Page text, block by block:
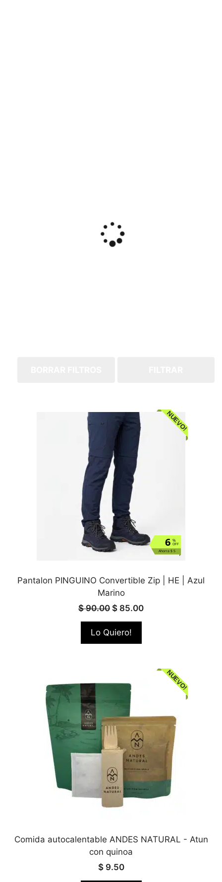
NUEVO!
%
OFF
6
Ahorra $ 5
Pantalon PINGUINO Convertible Zip | HE | Azul
Marino
$90.00 $ 85.00
Lo Quiero!
NUEVO!
Comida autocalentable ANDES NATURAL - Atun
con quinoa
$9.50